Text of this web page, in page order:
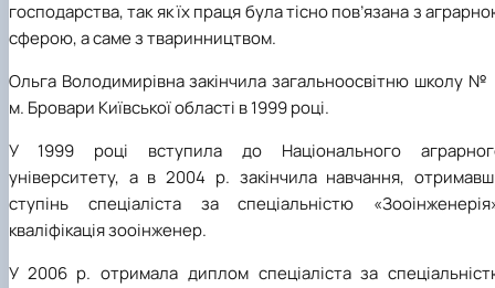
господарства, так як їх праця була тісно пов’язана з
сферою, а саме з тваринництвом.
Ольга Володимирівна закінчила загальноосвітню школу №
м. Бровари Київської області в 1999 році.
У 1999 році вступила до
Національного
університету, а в 2004 р. закінчила навчання,
ступінь спеціаліста за спеціальністю
кваліфікація зооінженер.
У 2006 р. отримала диплом спеціаліста за